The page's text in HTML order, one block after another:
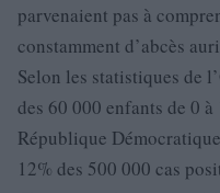
parvenaient pas à
constamment d’abcès
Selon les statistiques de
des 60 000 enfants de 0
République
12% des 500 000 cas